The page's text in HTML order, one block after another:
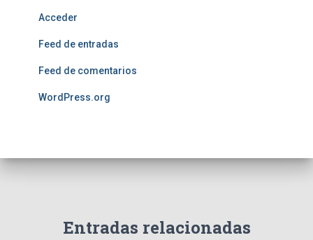
Acceder
Feed de entradas
Feed de comentarios
WordPress.org
Entradas relacionadas